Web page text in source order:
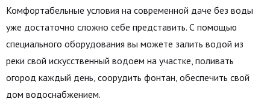
Комфортабельные условия на современной даче без воды
уже достаточно сложно себе представить. С помощью
специального оборудования вы можете залить водой из
реки свой искусственный водоем на участке, поливать
огород каждый день, соорудить фонтан, обеспечить свой
дом водоснабжением.